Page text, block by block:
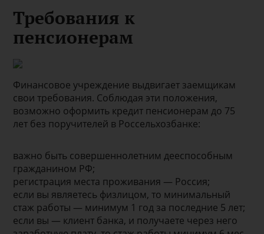
Требования к
пенсионерам
Финансовое учреждение выдвигает заемщикам
свои требования. Соблюдая эти положения,
возможно оформить кредит пенсионерам до 75
лет без поручителей в Россельхозбанке:
важно быть совершеннолетним дееспособным
гражданином РФ;
регистрация места проживания — Россия;
если вы являетесь физлицом, то минимальный
стаж работы — минимум 1 год за последние 5 лет;
если вы — клиент банка, и получаете через него